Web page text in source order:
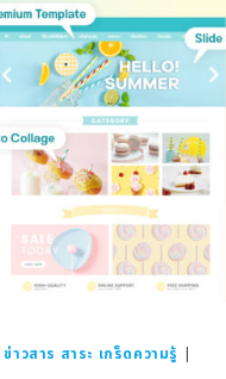
ข่าวสาร สาระ เกร็ดความรู้ |